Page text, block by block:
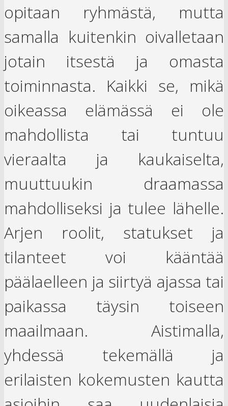
opitaan ryhmästä, mutta
samalla kuitenkin oivalletaan
jotain itsestä ja omasta
toiminnasta. Kaikki se, mikä
oikeassa elämässä ei ole
mahdollista tai tuntuu
vieraalta ja kaukaiselta,
muuttuukin draamassa
mahdolliseksi ja tulee lähelle.
Arjen roolit, statukset ja
tilanteet voi kääntää
päälaelleen ja siirtyä ajassa tai
paikassa täysin toiseen
maailmaan. Aistimalla,
yhdessä tekemällä ja
erilaisten kokemusten kautta